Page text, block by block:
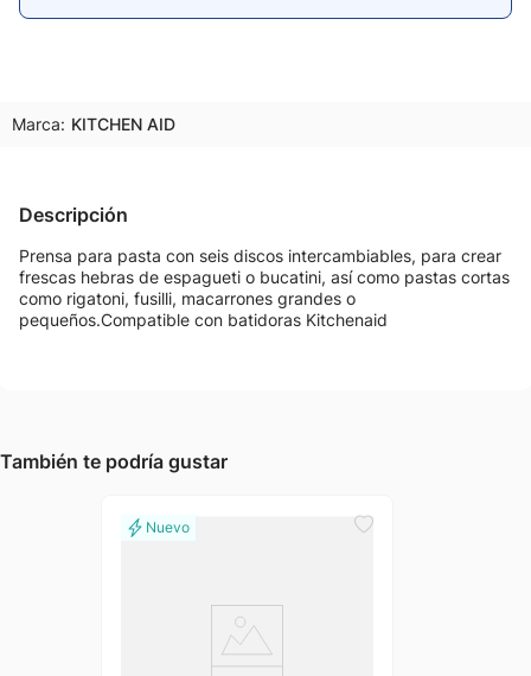
Marca: KITCHEN AID
Descripción
Prensa para pasta con seis discos intercambiables, para crear
frescas hebras de espagueti o bucatini, así como pastas cortas
como rigatoni, fusilli, macarrones grandes o
pequeños.Compatible con batidoras Kitchenaid
También te podría gustar